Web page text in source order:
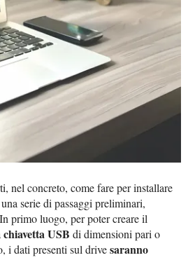
nel concreto, come fare per installare
serie di passaggi preliminari,
primo luogo, per poter creare il
chiavetta USB di dimensioni pari o
i dati presenti sul drivesaranno